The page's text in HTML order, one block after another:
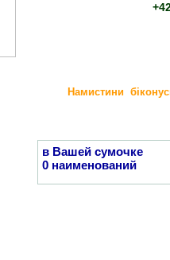
Намистини
в Вашей сумочке
0 наименований